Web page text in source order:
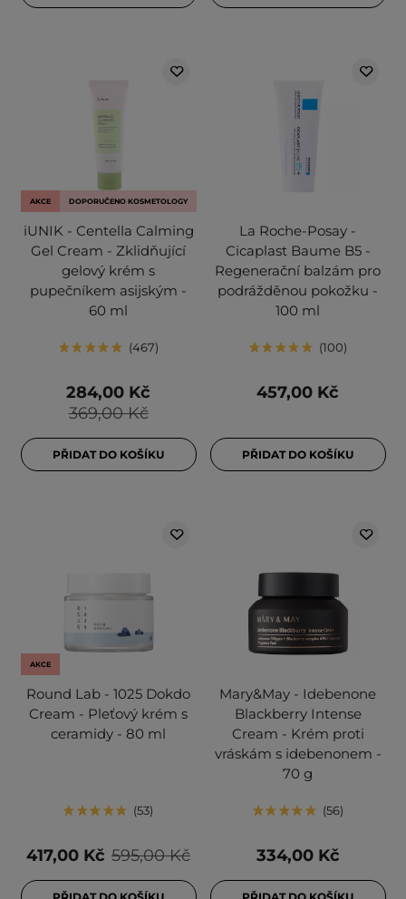
AKCE DOPORUČENO KOSMETOLOGY
iUNIK - Centella Calming
Gel Cream - Zklidňující
gelový krém s
pupečníkem asijským -
60 ml
467
369,00 Kč
284,00 Kč
PŘIDAT DO KOŠÍKU
La Roche-Posay -
Cicaplast Baume B5 -
Regenerační balzám pro
podrážděnou pokožku -
100 ml
100
457,00 Kč
PŘIDAT DO KOŠÍKU
AKCE
Round Lab - 1025 Dokdo
Cream - Pleťový krém s
ceramidy - 80 ml
53
595,00 Kč
417,00 Kč
Mary&May - Idebenone
Blackberry Intense
Cream - Krém proti
vráskám s idebenonem -
70 g
56
334,00 Kč